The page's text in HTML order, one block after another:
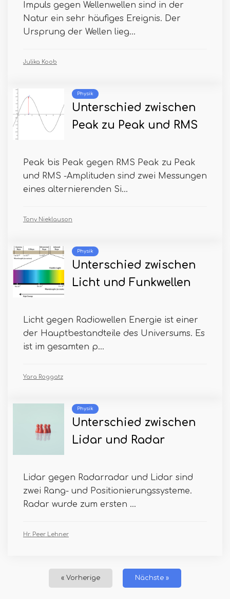
Impuls gegen Wellenwellen sind in der
Natur ein sehr häufiges Ereignis. Der
Ursprung der Wellen lieg...
Julika Koob
Physik
Unterschied zwischen
Peak zu Peak und RMS
Peak bis Peak gegen RMS Peak zu Peak
und RMS -Amplituden sind zwei Messungen
eines alternierenden Si...
Tony Nieklauson
Physik
Unterschied zwischen
Licht und Funkwellen
Licht gegen Radiowellen Energie ist einer
der Hauptbestandteile des Universums. Es
ist im gesamten p...
Yara Roggatz
Physik
Unterschied zwischen
Lidar und Radar
Lidar gegen Radarradar und Lidar sind
zwei Rang- und Positionierungssysteme.
Radar wurde zum ersten ...
Hr. Peer Lehner
« Vorherige Nächste »